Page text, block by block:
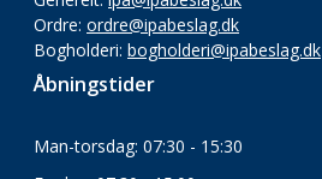
Ordre: ordre@ipabeslag.dk
Bogholderi: bogholderi@ipabeslag.dk
Åbningstider
Man-torsdag: 07:30 - 15:30